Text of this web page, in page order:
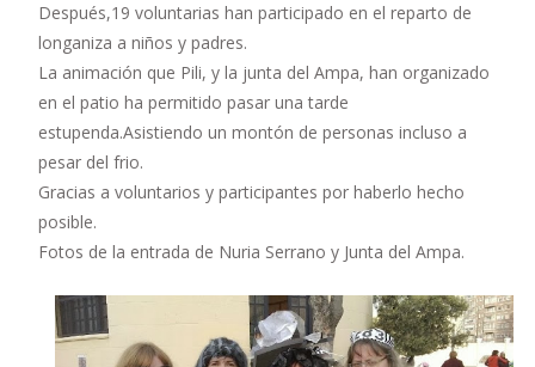
Después,19 voluntarias han participado en el reparto de
longaniza a niños y padres.
La animación que Pili, y la junta del Ampa, han organizado
en el patio ha permitido pasar una tarde
estupenda.Asistiendo un montón de personas incluso a
pesar del frio.
Gracias a voluntarios y participantes por haberlo hecho
posible.
Fotos de la entrada de Nuria Serrano y Junta del Ampa.